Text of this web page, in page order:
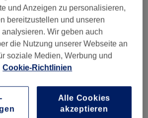
) 12 €
35 Bewertungen
und Anzeigen zu personalisieren,
bereitzustellen und unseren
Wir geben auch
die Nutzung unserer Webseite an
soziale Medien, Werbung und
Cookie-Richtlinien
Alle Cookies
akzeptieren